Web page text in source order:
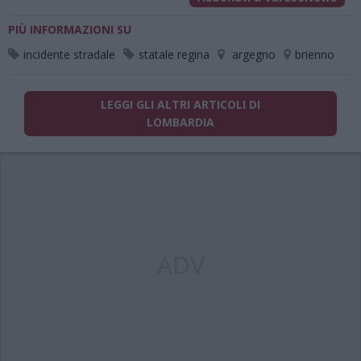
PIÙ INFORMAZIONI SU
incidente stradale
statale regina argegno brienno
LEGGI GLI ALTRI ARTICOLI DI
LOMBARDIA